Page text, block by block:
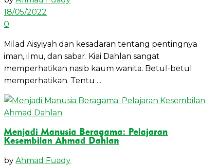
18/05/2022
0
Milad Aisyiyah dan kesadaran tentang pentingnya
iman, ilmu, dan sabar. Kiai Dahlan sangat
memperhatikan nasib kaum wanita. Betul-betul
memperhatikan. Tentu ...
Menjadi Manusia Beragama: Pelajaran
Kesembilan Ahmad Dahlan
by Ahmad Fuady